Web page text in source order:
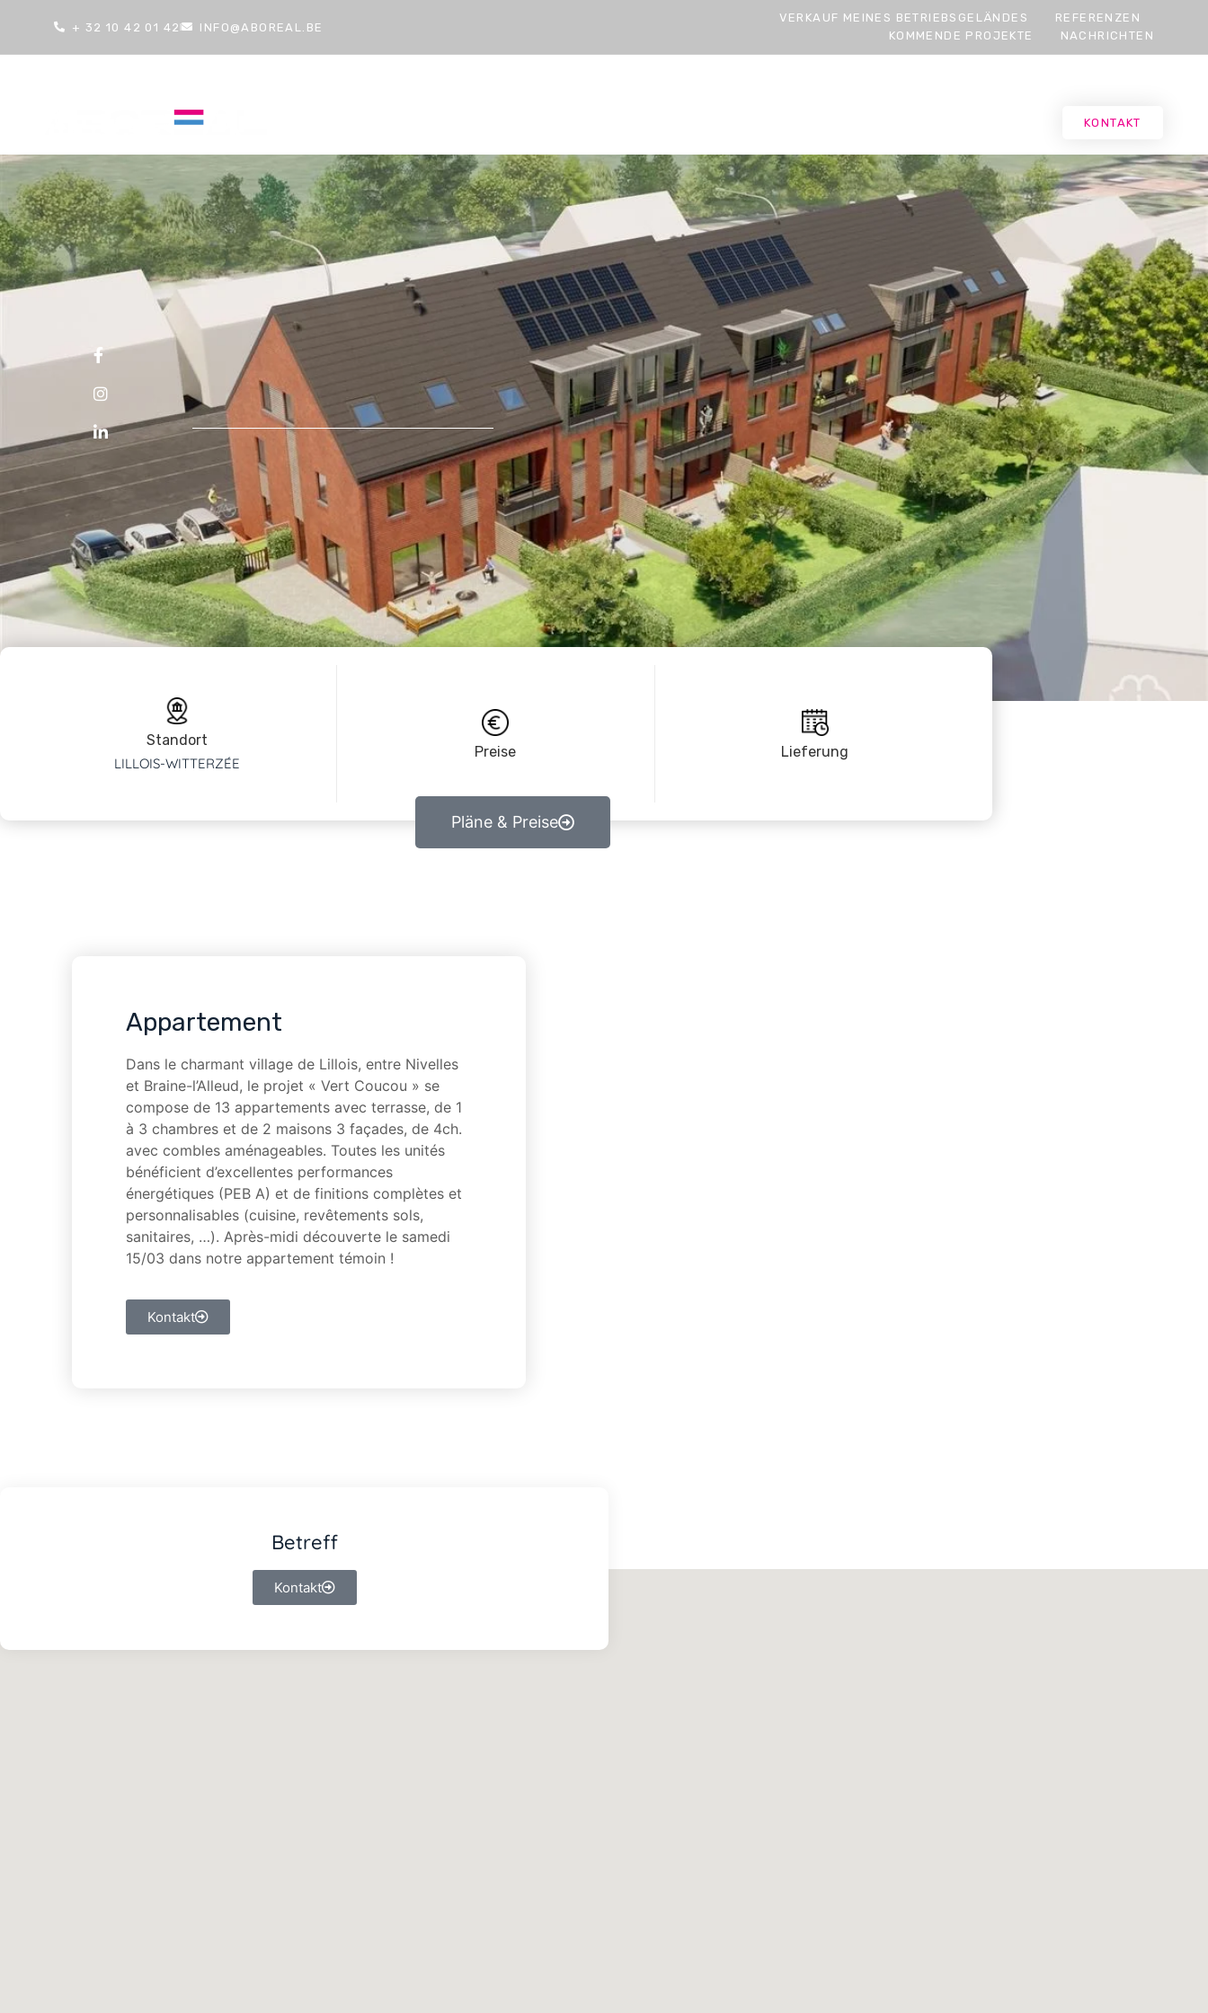
+ 32 10 42 01 42 INFO@ABOREAL.BE
VERKAUF MEINES BETRIEBSGELÄNDES
REFERENZEN
KOMMENDE PROJEKTE
NACHRICHTEN
KONTAKT
Standort
LILLOIS-WITTERZÉE
Preise Lieferung
Pläne & Preise
Appartement
Dans le charmant village de Lillois, entre Nivelles
et Braine-l’Alleud, le projet « Vert Coucou » se
compose de 13 appartements avec terrasse, de 1
à 3 chambres et de 2 maisons 3 façades, de 4ch.
avec combles aménageables. Toutes les unités
bénéficient d’excellentes performances
énergétiques (PEB A) et de finitions complètes et
personnalisables (cuisine, revêtements sols,
sanitaires, …). Après-midi découverte le samedi
15/03 dans notre appartement témoin !
Kontakt
Betreff
Kontakt